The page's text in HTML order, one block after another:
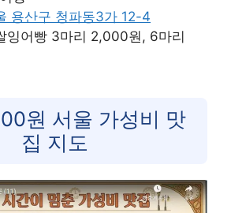
용산구 청파동3가 12-4
잉어빵 3마리 2,000원, 6마리
원 서울 가성비 맛
집 지도